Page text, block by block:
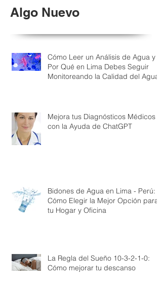
Algo Nuevo
Cómo Leer un Análisis de Agua y
Por Qué en Lima Debes Seguir
Monitoreando la Calidad del Agua
Mejora tus Diagnósticos Médicos
con la Ayuda de ChatGPT
Bidones de Agua en Lima - Perú:
Cómo Elegir la Mejor Opción para
tu Hogar y Oficina
La Regla del Sueño 10-3-2-1-0:
Cómo mejorar tu descanso